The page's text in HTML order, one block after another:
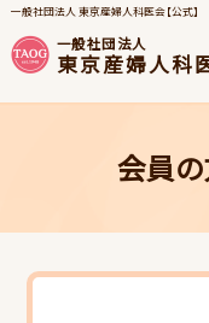
一般社団法人 東京産婦人科医会【公式】
一般社団法人
東京産婦人科
会員